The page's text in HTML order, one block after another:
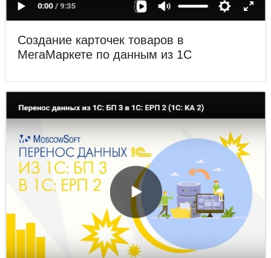
Создание карточек товаров в
МегаМаркете по данным из 1С